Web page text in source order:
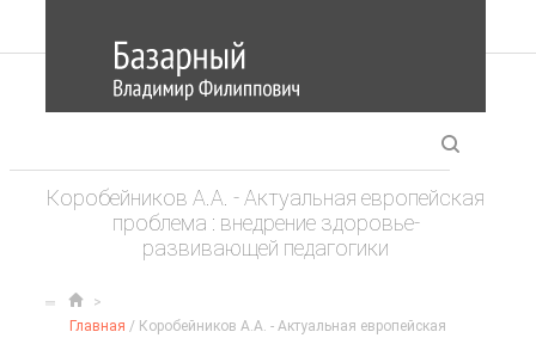
Коробейников А.А. - Актуальная европейская
проблема : внедрение здоровье­
развивающей педагогики
Главная / Коробейников А.А. - Актуальная европейская